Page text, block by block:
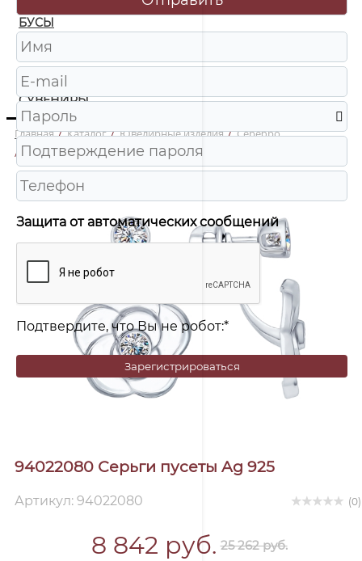
БУСЫ
ЧАСЫ
ШКАТУЛКИ
СУВЕНИРЫ
Главная / Каталог / Ювелирные изделия / Серебро
/
94022080 Серьги пусеты Ag 925
94022080 Серьги пусеты Ag 925
Артикул: 94022080 (0)
8 842 руб. 25 262 руб.
Защита от автоматических сообщений
Подтвердите, что Вы не робот:*
Зарегистрироваться